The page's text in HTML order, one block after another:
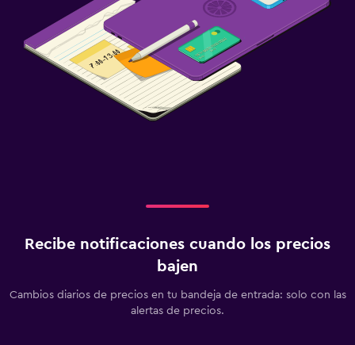
Recibe notificaciones cuando los precios
bajen
Cambios diarios de precios en tu bandeja de entrada: solo con las
alertas de precios.